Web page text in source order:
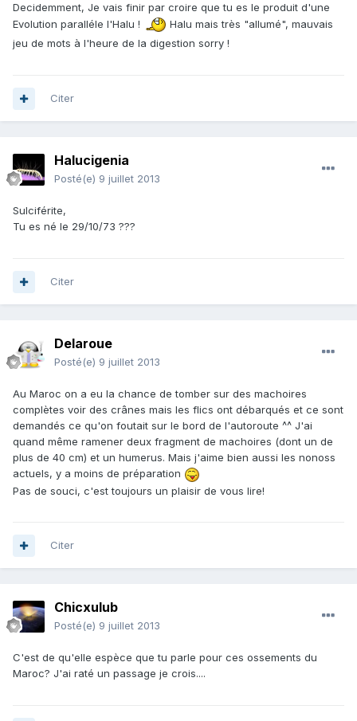
Decidemment, Je vais finir par croire que tu es le produit d'une
Evolution paralléle l'Halu !
Halu mais très "allumé", mauvais
jeu de mots à l'heure de la digestion sorry !
Citer
Halucigenia
Posté(e) 9 juillet 2013
Sulciférite,
Tu es né le 29/10/73 ???
Citer
Delaroue
Posté(e) 9 juillet 2013
Au Maroc on a eu la chance de tomber sur des machoires
complètes voir des crânes mais les flics ont débarqués et ce sont
demandés ce qu'on foutait sur le bord de l'autoroute ^^ J'ai
quand même ramener deux fragment de machoires (dont un de
plus de 40 cm) et un humerus. Mais j'aime bien aussi les nonoss
actuels, y a moins de préparation
Pas de souci, c'est toujours un plaisir de vous lire!
Citer
Chicxulub
Posté(e) 9 juillet 2013
C'est de qu'elle espèce que tu parle pour ces ossements du
Maroc? J'ai raté un passage je crois....